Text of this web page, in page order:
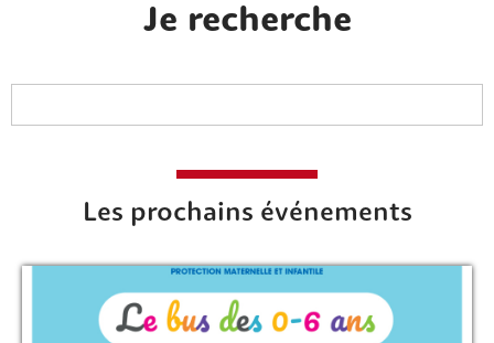
Je recherche
Les prochains événements